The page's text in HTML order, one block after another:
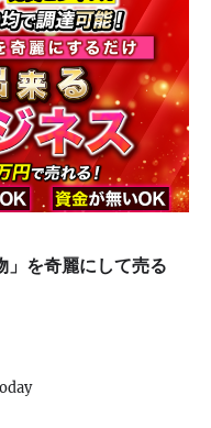
」を奇麗にして売る